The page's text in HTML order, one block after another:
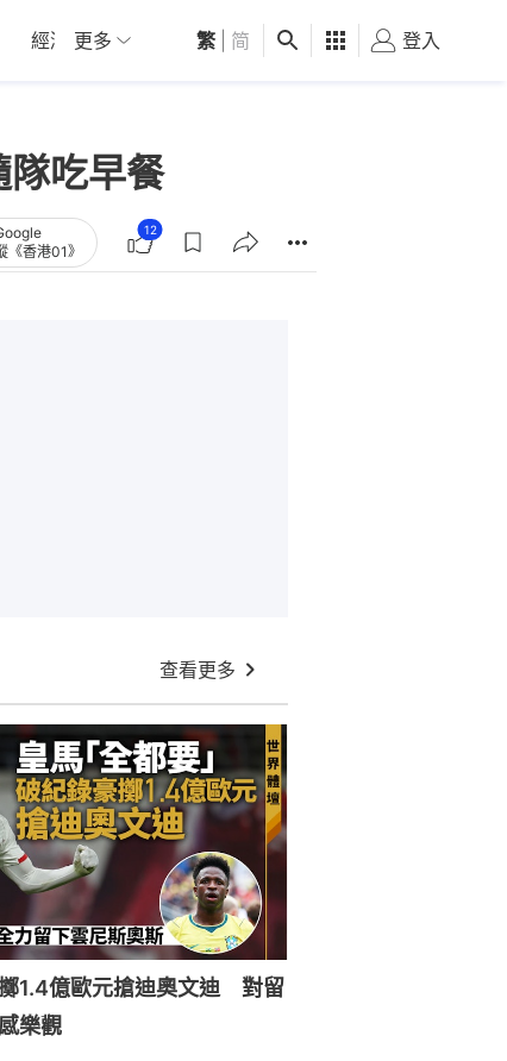
經濟 01深圳 觀點 健康 好食玩飛
更多 繁 简 登入
吃早餐
《香港01》
12
查看更多
1.4億歐元搶迪奧文迪 對留
樂觀